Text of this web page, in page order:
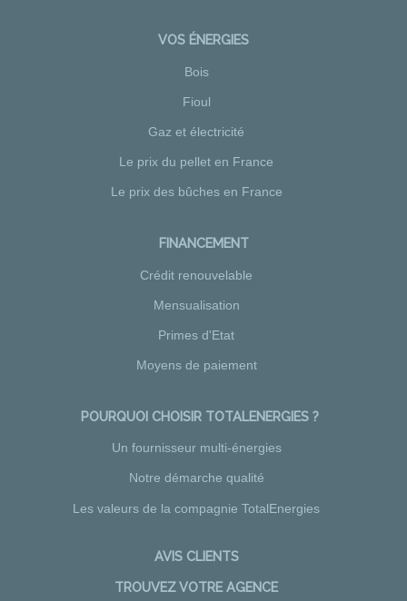
VOS ÉNERGIES
Bois
Fioul
Gaz et électricité
Le prix du pellet en France
Le prix des bûches en France
FINANCEMENT
Crédit renouvelable
Mensualisation
Primes d'Etat
Moyens de paiement
POURQUOI CHOISIR TOTALENERGIES ?
Un fournisseur multi-énergies
Notre démarche qualité
Les valeurs de la compagnie TotalEnergies
AVIS CLIENTS
TROUVEZ VOTRE AGENCE